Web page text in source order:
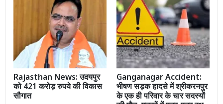
Rajasthan News: उदयपुर
को 421 करोड़ रुपये की विकास
सौगात
Ganganagar Accident:
भीषण सड़क हादसे में श्रीकरनपुर
के एक ही परिवार के चार सदस्यों